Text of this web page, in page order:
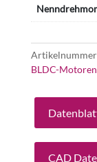
BLDC-Motoren
CAD